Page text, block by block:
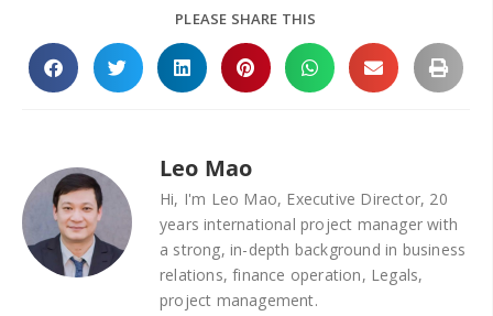
PLEASE SHARE THIS
Leo Mao
Hi, I'm Leo Mao, Executive Director, 20
years international project manager with
a strong, in-depth background in business
relations, finance operation, Legals,
project management.